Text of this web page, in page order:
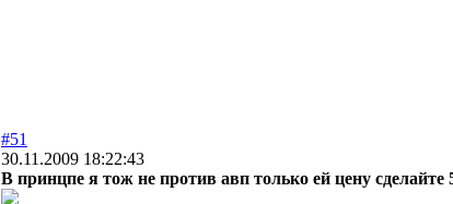
#51
30.11.2009 18:22:43
В принцпе я тож не против авп только ей цену сделайте